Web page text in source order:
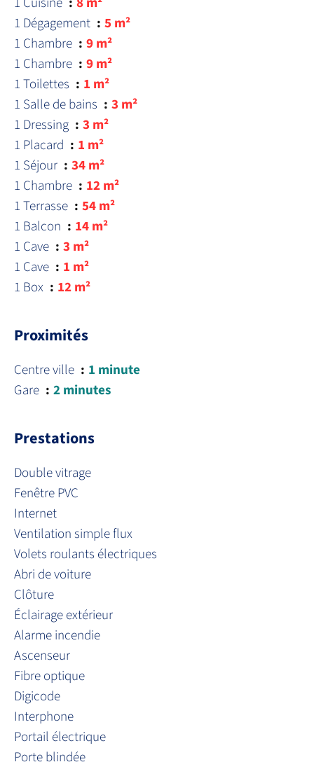
1 Dégagement
5 m²
1 Chambre
9 m²
1 Chambre
9 m²
1 Toilettes
1 m²
1 Salle de bains
3 m²
1 Dressing
3 m²
1 Placard
1 m²
1 Séjour
34 m²
1 Chambre
12 m²
1 Terrasse
54 m²
1 Balcon
14 m²
1 Cave
3 m²
1 Cave
1 m²
1 Box
12 m²
Proximités
Centre ville
1 minute
Gare
2 minutes
Prestations
Double vitrage
Fenêtre PVC
Internet
Ventilation simple flux
Volets roulants électriques
Abri de voiture
Clôture
Éclairage extérieur
Alarme incendie
Ascenseur
Fibre optique
Digicode
Interphone
Portail électrique
Porte blindée